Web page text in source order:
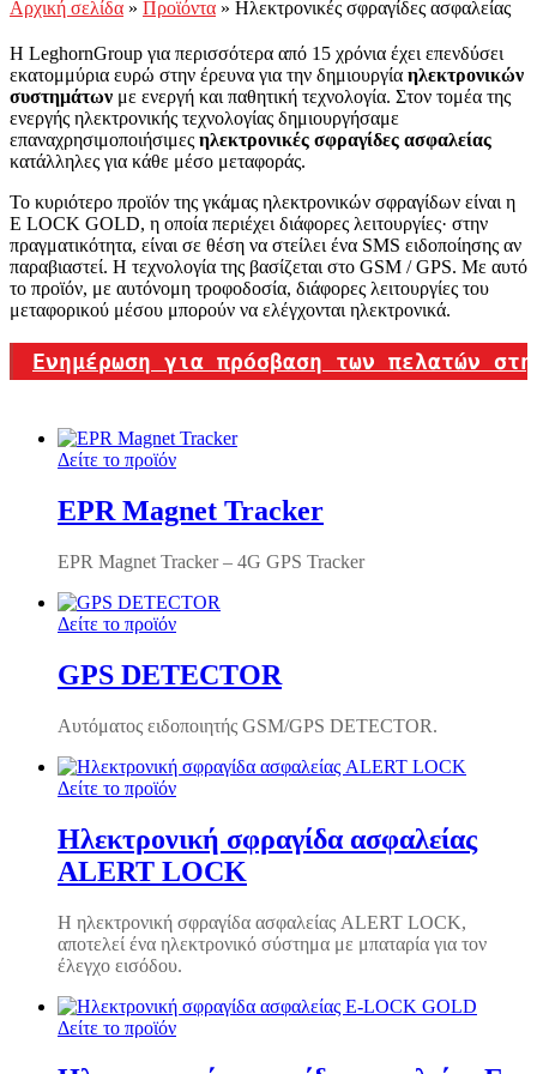
Αρχική σελίδα » Προϊόντα » Ηλεκτρονικές σφραγίδες ασφαλείας
Η LeghornGroup για περισσότερα από 15 χρόνια έχει επενδύσει
εκατομμύρια ευρώ στην έρευνα για την δημιουργία ηλεκτρονικών
συστημάτων με ενεργή και παθητική τεχνολογία. Στον τομέα της
ενεργής ηλεκτρονικής τεχνολογίας δημιουργήσαμε
επαναχρησιμοποιήσιμες ηλεκτρονικές σφραγίδες ασφαλείας
κατάλληλες για κάθε μέσο μεταφοράς.
Το κυριότερο προϊόν της γκάμας ηλεκτρονικών σφραγίδων είναι η
E LOCK GOLD, η οποία περιέχει διάφορες λειτουργίες· στην
πραγματικότητα, είναι σε θέση να στείλει ένα SMS ειδοποίησης αν
παραβιαστεί. Η τεχνολογία της βασίζεται στο GSM / GPS. Με αυτό
το προϊόν, με αυτόνομη τροφοδοσία, διάφορες λειτουργίες του
μεταφορικού μέσου μπορούν να ελέγχονται ηλεκτρονικά.
Ενημέρωση για πρόσβαση των πελατών
Δείτε το προϊόν
EPR Magnet Tracker
EPR Magnet Tracker – 4G GPS Tracker
Δείτε το προϊόν
GPS DETECTOR
Αυτόματος ειδοποιητής GSM/GPS DETECTOR.
Δείτε το προϊόν
Ηλεκτρονική σφραγίδα ασφαλείας
ALERT LOCK
Η ηλεκτρονική σφραγίδα ασφαλείας ALERT LOCK,
αποτελεί ένα ηλεκτρονικό σύστημα με μπαταρία για τον
έλεγχο εισόδου.
Δείτε το προϊόν